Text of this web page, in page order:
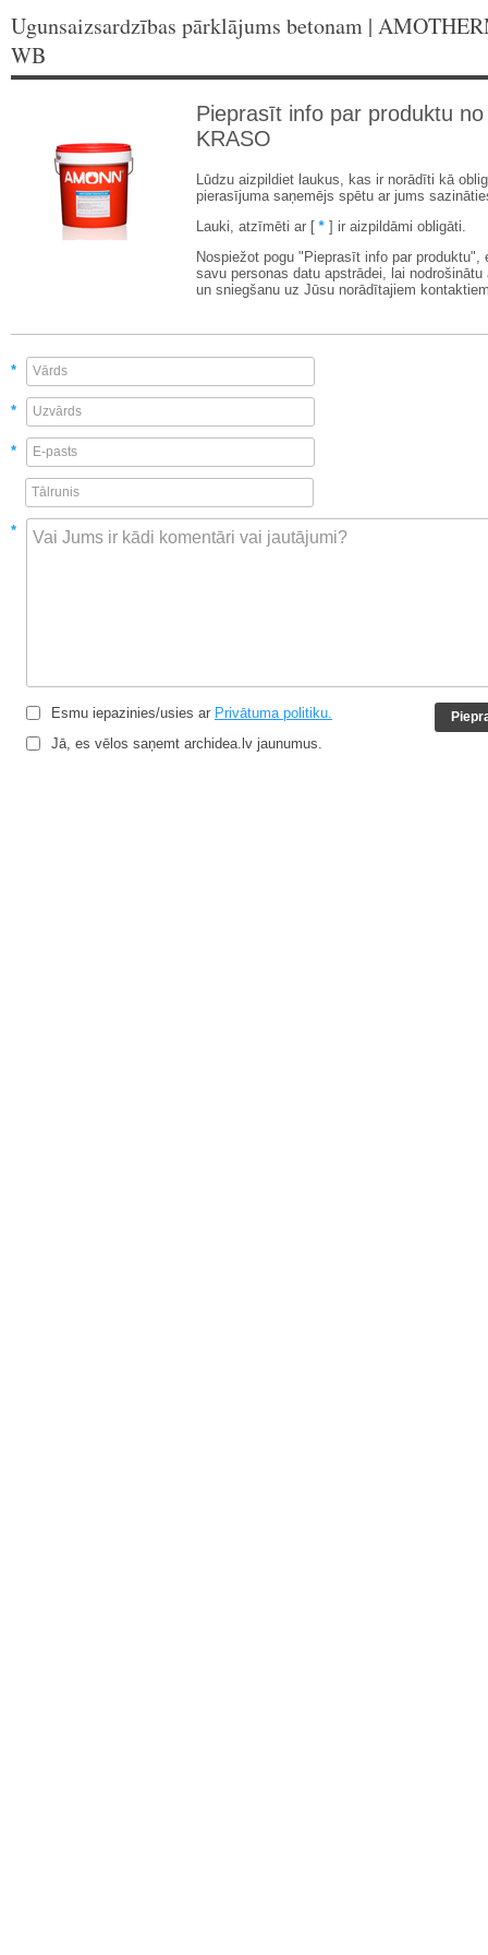
Ugunsaizsardzības pārklājums betonam |
WB
Pieprasīt info par produktu no
KRASO
Lūdzu aizpildiet laukus, kas ir norādīti kā
pierasījuma saņemējs spētu ar jums
Lauki, atzīmēti ar [ * ] ir aizpildāmi obligāti.
Nospiežot pogu "Pieprasīt info par produktu",
savu personas datu apstrādei, lai
un sniegšanu uz Jūsu norādītajiem
*
*
*
*
Esmu iepazinies/usies ar Privātuma politiku.
Jā, es vēlos saņemt archidea.lv jaunumus.